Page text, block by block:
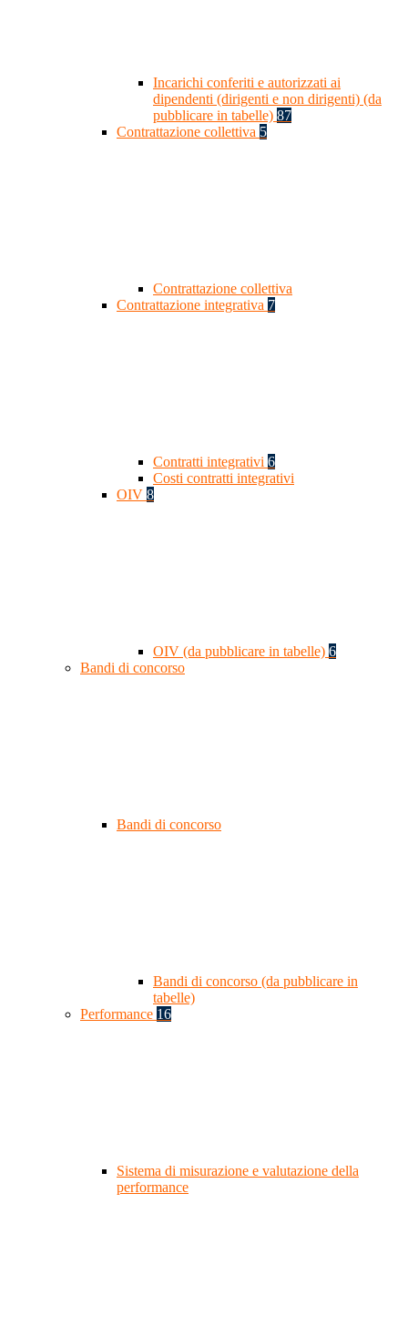
Incarichi conferiti e autorizzati ai
dipendenti (dirigenti e non dirigenti) (da
pubblicare in tabelle) 87
Contrattazione collettiva 5
Contrattazione collettiva
Contrattazione integrativa 7
Contratti integrativi 6
Costi contratti integrativi
OIV 8
OIV (da pubblicare in tabelle) 6
Bandi di concorso
Bandi di concorso
Bandi di concorso (da pubblicare in
tabelle)
Performance 16
Sistema di misurazione e valutazione della
performance